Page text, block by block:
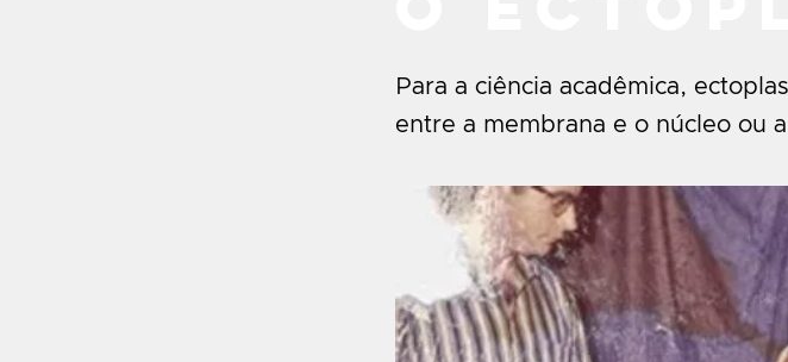
Para a ciência acadêmica,
entre a membrana e o núcleo ou